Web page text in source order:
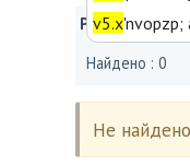
Результаты
Найдено : 0
Не
v5.x'nvopzp;